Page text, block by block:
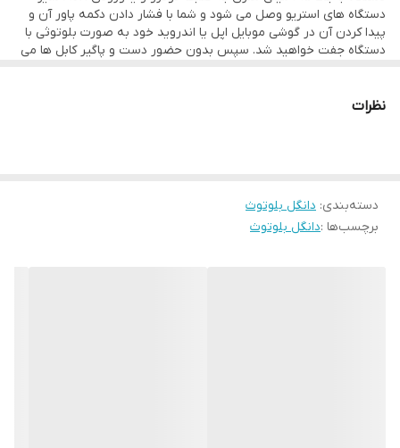
توانید حدود 8 ساعت موسیقی پخش کنید. شاخص ال ای دی روی
گیرنده شما را از وضعیت شارژ و اتصال مطلع میسازد.
دستگاه های استریو وصل می شود و شما با فشار دادن دکمه پاور آن و
پیدا کردن آن در گوشی موبایل اپل یا اندروید خود به صورت بلوتوثی با
دستگاه جفت خواهید شد. سپس بدون حضور دست و پاگیر کابل ها می
وجود دارد تا خود دانگل را شارژ نمایید. پس از هر بار شارژ کامل می
نظرات
دسته‌بندی: دانگل بلوتوث
برچسب‌ها :دانگل بلوتوث